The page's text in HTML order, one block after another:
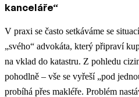
kanceláře“
V praxi se často setkáváme se
„svého“ advokáta, který připraví
na vklad do katastru. Z pohledu
pohodlně – vše se vyřeší „pod
probíhá přes makléře. Problém